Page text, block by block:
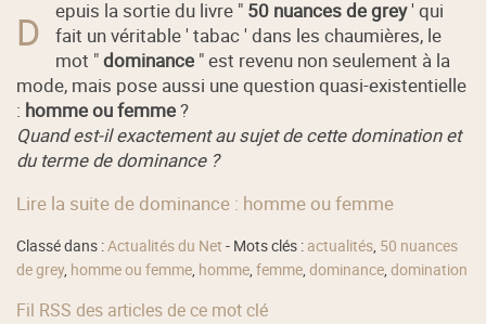
D epuis la sortie du livre " 50 nuances de grey' qui
fait un véritable ' tabac ' dans les chaumières, le
mot "dominance " est revenu non seulement à la
mode, mais pose aussi une question quasi-existentielle
: homme ou femme?
Quand est-il exactement au sujet de cette domination et
du terme de dominance ?
Lire la suite de dominance : homme ou femme
Classé dans :Actualités du Net - Mots clés : actualités, 50 nuances
de grey, homme ou femme, homme,femme,dominance,domination
Fil RSS des articles de ce mot clé